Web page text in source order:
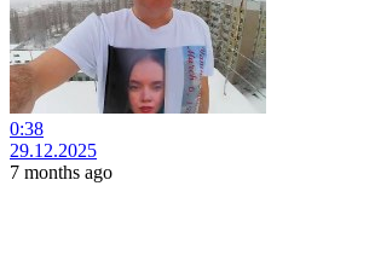
0:38
29.12.2025
7 months ago